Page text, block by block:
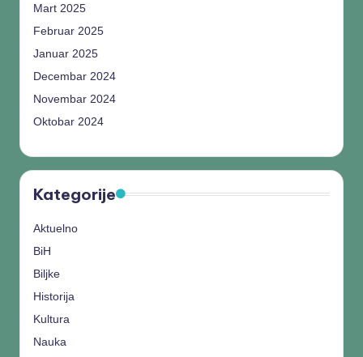
Mart 2025
Februar 2025
Januar 2025
Decembar 2024
Novembar 2024
Oktobar 2024
Kategorije
Aktuelno
BiH
Biljke
Historija
Kultura
Nauka